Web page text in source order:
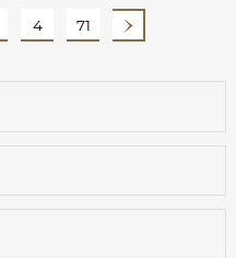
4 71